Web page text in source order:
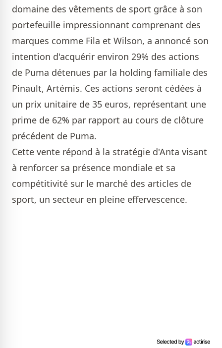
domaine des vêtements de sport grâce à son
portefeuille impressionnant comprenant des
marques comme Fila et Wilson, a annoncé son
intention d'acquérir environ 29% des actions
de Puma détenues par la holding familiale des
Pinault, Artémis. Ces actions seront cédées à
un prix unitaire de 35 euros, représentant une
prime de 62% par rapport au cours de clôture
précédent de Puma.
Cette vente répond à la stratégie d'Anta visant
à renforcer sa présence mondiale et sa
compétitivité sur le marché des articles de
sport, un secteur en pleine effervescence.